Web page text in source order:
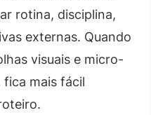
rotina, disciplina,
externas. Quando
visuais e micro-
fica mais fácil